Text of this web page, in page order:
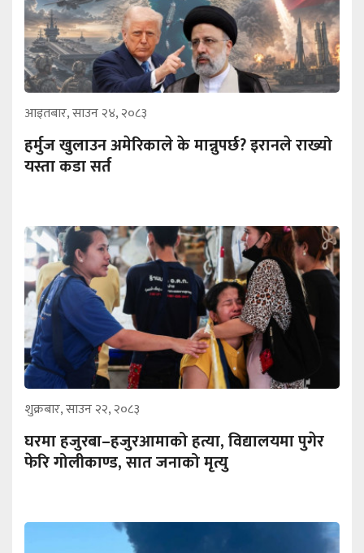
आइतबार, साउन २४, २०८३
हर्मुज खुलाउन अमेरिकाले के मान्नुपर्छ? इरानले राख्यो
यस्ता कडा सर्त
शुक्रबार, साउन २२, २०८३
घरमा हजुरबा–हजुरआमाको हत्या, विद्यालयमा पुगेर
फेरि गोलीकाण्ड, सात जनाको मृत्यु